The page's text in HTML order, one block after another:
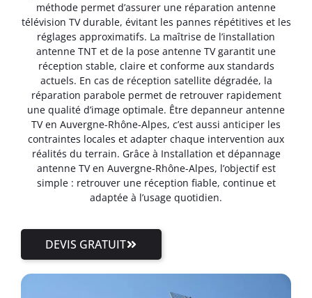
méthode permet d’assurer une réparation antenne
télévision TV durable, évitant les pannes répétitives et les
réglages approximatifs. La maîtrise de l’installation
antenne TNT et de la pose antenne TV garantit une
réception stable, claire et conforme aux standards
actuels. En cas de réception satellite dégradée, la
réparation parabole permet de retrouver rapidement
une qualité d’image optimale. Être depanneur antenne
TV en Auvergne-Rhône-Alpes, c’est aussi anticiper les
contraintes locales et adapter chaque intervention aux
réalités du terrain. Grâce à Installation et dépannage
antenne TV en Auvergne-Rhône-Alpes, l’objectif est
simple : retrouver une réception fiable, continue et
adaptée à l’usage quotidien.
DEVIS GRATUIT